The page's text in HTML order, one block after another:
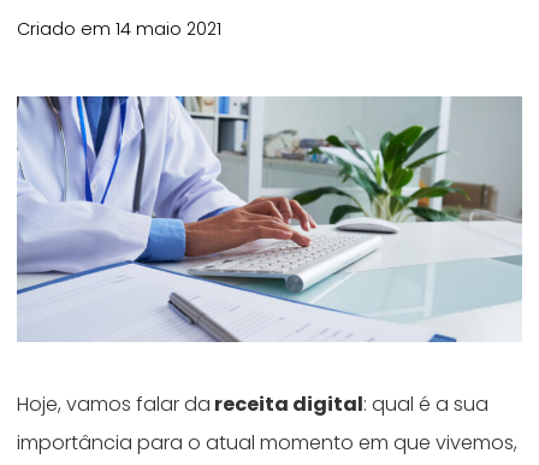
Criado em 14 maio 2021
Hoje, vamos falar da receita digital: qual é a sua
importância para o atual momento em que vivemos,